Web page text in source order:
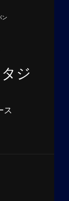
ン
ジ
ス